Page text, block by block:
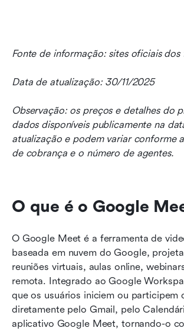
Fonte de informação: sites oficiais dos
Data de atualização: 30/11/2025
Observação: os preços e detalhes do
dados disponíveis publicamente na
atualização e podem variar conforme
de cobrança e o número de agentes.
O que é o Google
O Google Meet é a ferramenta de
baseada em nuvem do Google,
reuniões virtuais, aulas online,
remota. Integrado ao Google
que os usuários iniciem ou participem
diretamente pelo Gmail, pelo
aplicativo Google Meet, tornando-o